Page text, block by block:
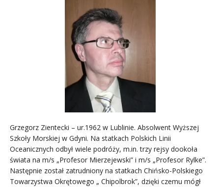
Grzegorz Zientecki – ur.1962 w Lublinie. Absolwent Wyższej
Szkoły Morskiej w Gdyni. Na statkach Polskich Linii
Oceanicznych odbył wiele podróży, m.in. trzy rejsy dookoła
świata na m/s „Profesor Mierzejewski” i m/s „Profesor Rylke”.
Następnie został zatrudniony na statkach Chińsko-Polskiego
Towarzystwa Okrętowego „ Chipolbrok”, dzięki czemu mógł